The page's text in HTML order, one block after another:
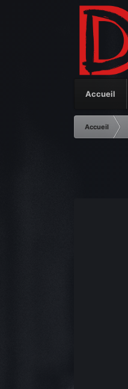
Accueil
Accueil